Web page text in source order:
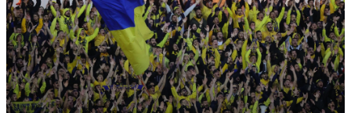
Not a done deal yet, but Mahrez is keen on the move and
Al-Ahli hope to move fast.🇸🇦
pic.twitter.com/Z0SmniQXIP
— Ben Jacobs (@JacobsBen)July 15, 2023